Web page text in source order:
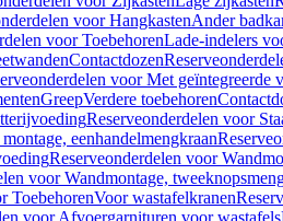
voor HangkastenAnder
voor ToebehorenLade-indelers
Contactdozen
voor Met geïntegreerde
GreepVerdere toebehoren
Reserveonderdelen voor
montage, eenhandelmengkraan
Reserveonderdelen voor
voor Wandmontage,
ToebehorenVoor wastafelkranen
voor Afvoergarnituren voor wastafels